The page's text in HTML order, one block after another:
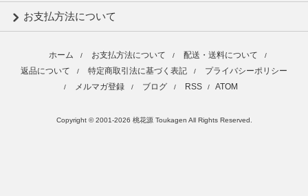
お支払方法について
ホーム / お支払方法について / 配送・送料について /
返品について / 特定商取引法に基づく表記 / プライバシーポリシー
/ メルマガ登録 / ブログ / RSS / ATOM
Copyright © 2001-2026 桃花源 Toukagen All Rights Reserved.